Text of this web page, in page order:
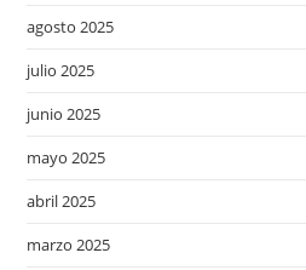
agosto 2025
julio 2025
junio 2025
mayo 2025
abril 2025
marzo 2025